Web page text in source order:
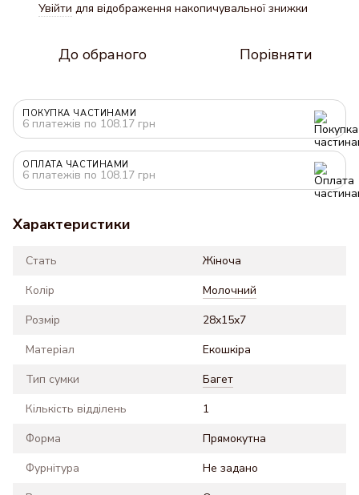
Увійти для відображення накопичувальної знижки
До обраного Порівняти
ПОКУПКА ЧАСТИНАМИ
6 платежів по 108.17 грн
ОПЛАТА ЧАСТИНАМИ
6 платежів по 108.17 грн
Характеристики
Стать
Жіноча
Колір
Молочний
Розмір
28x15x7
Матеріал
Екошкіра
Тип сумки
Багет
Кількість відділень
1
Форма
Прямокутна
Фурнітура
Не задано